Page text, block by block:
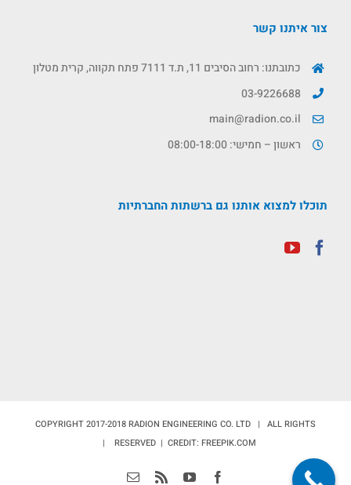
צור איתנו קשר
כתובתנו: רחוב הסיבים 11, ת.ד 7111 פתח תקווה, קרית מטלון
03-9226688
main@radion.co.il
ראשון – חמישי: 08:00-18:00
תוכלו למצוא אותנו גם ברשתות החברתיות
COPYRIGHT 2017-2018 RADION ENGINEERING CO. LTD | ALL RIGHTS
RESERVED | CREDIT: FREEPIK.COM |